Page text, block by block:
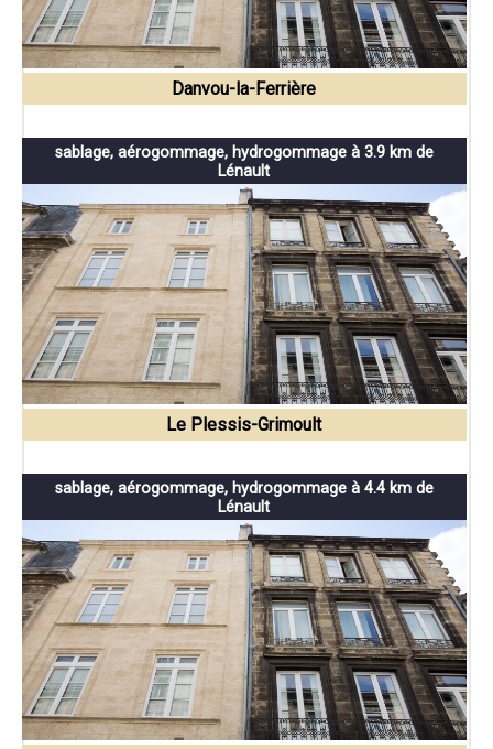
Danvou-la-Ferrière
sablage, aérogommage, hydrogommage à 3.9 km de
Lénault
Le Plessis-Grimoult
sablage, aérogommage, hydrogommage à 4.4 km de
Lénault